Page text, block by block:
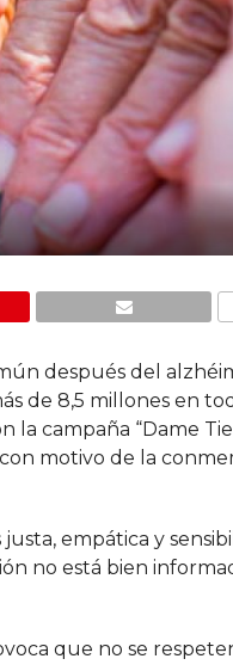
después del
de 8,5 millones en
la campaña “Dame
motivo de la
empática y
no está bien
que no se